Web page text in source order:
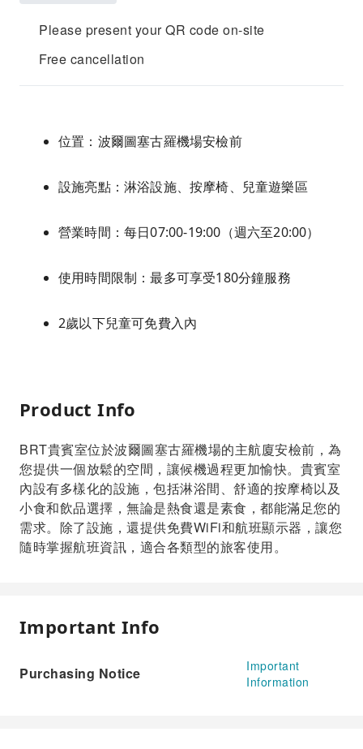
Please present your QR code on-site
Free cancellation
位置：波爾圖塞古羅機場安檢前
設施亮點：淋浴設施、按摩椅、兒童遊樂區
營業時間：每日07:00-19:00（週六至20:00）
使用時間限制：最多可享受180分鐘服務
2歲以下兒童可免費入內
Product Info
BRT貴賓室位於波爾圖塞古羅機場的主航廈安檢前，為
您提供一個放鬆的空間，讓候機過程更加愉快。貴賓室
內設有多樣化的設施，包括淋浴間、舒適的按摩椅以及
小食和飲品選擇，無論是熱食還是素食，都能滿足您的
需求。除了設施，還提供免費WiFi和航班顯示器，讓您
隨時掌握航班資訊，適合各類型的旅客使用。
Important Info
Purchasing Notice
Important
Information